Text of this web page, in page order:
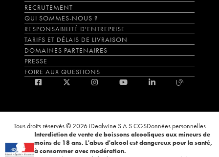
RECRUTEMENT
QUI SOMMES-NOUS ?
RESPONSABILITÉ D'ENTREPRISE
TARIFS ET DÉLAIS DE LIVRAISON
DOMAINES PARTENAIRES
PRESSE
FOIRE AUX QUESTIONS
Tous droits réservés © 2026 iDealwine S.A.S.CGSDonnées personnelles
Interdiction de vente de boissons alcooliques aux mineurs de
moins de 18 ans. L'abus d'alcool est dangereux pour la santé,
à consommer avec modération.